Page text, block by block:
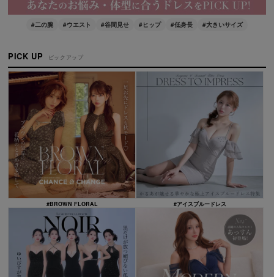
#二の腕 #ウエスト #谷間見せ #ヒップ #低身長 #大きいサイズ
PICK UP ピックアップ
#BROWN FLORAL #アイスブルードレス